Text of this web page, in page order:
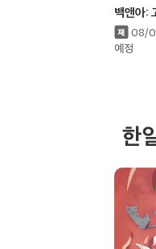
백앤아:
08/
예정
한